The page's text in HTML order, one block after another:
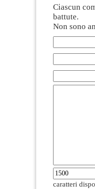
Ciascun
battute.
Non sono
caratteri